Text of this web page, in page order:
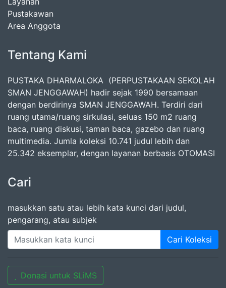
Pustakawan
Area Anggota
Tentang Kami
PUSTAKA DHARMALOKA (PERPUSTAKAAN SEKOLAH
SMAN JENGGAWAH) hadir sejak 1990 bersamaan
dengan berdirinya SMAN JENGGAWAH. Terdiri dari
ruang utama/ruang sirkulasi, seluas 150 m2 ruang
baca, ruang diskusi, taman baca, gazebo dan ruang
multimedia. Jumla koleksi 10.741 judul lebih dan
25.342 eksemplar, dengan layanan berbasis OTOMASI
Cari
masukkan satu atau lebih kata kunci dari judul,
pengarang, atau subjek
Cari Koleksi
Donasi untuk SLiMS